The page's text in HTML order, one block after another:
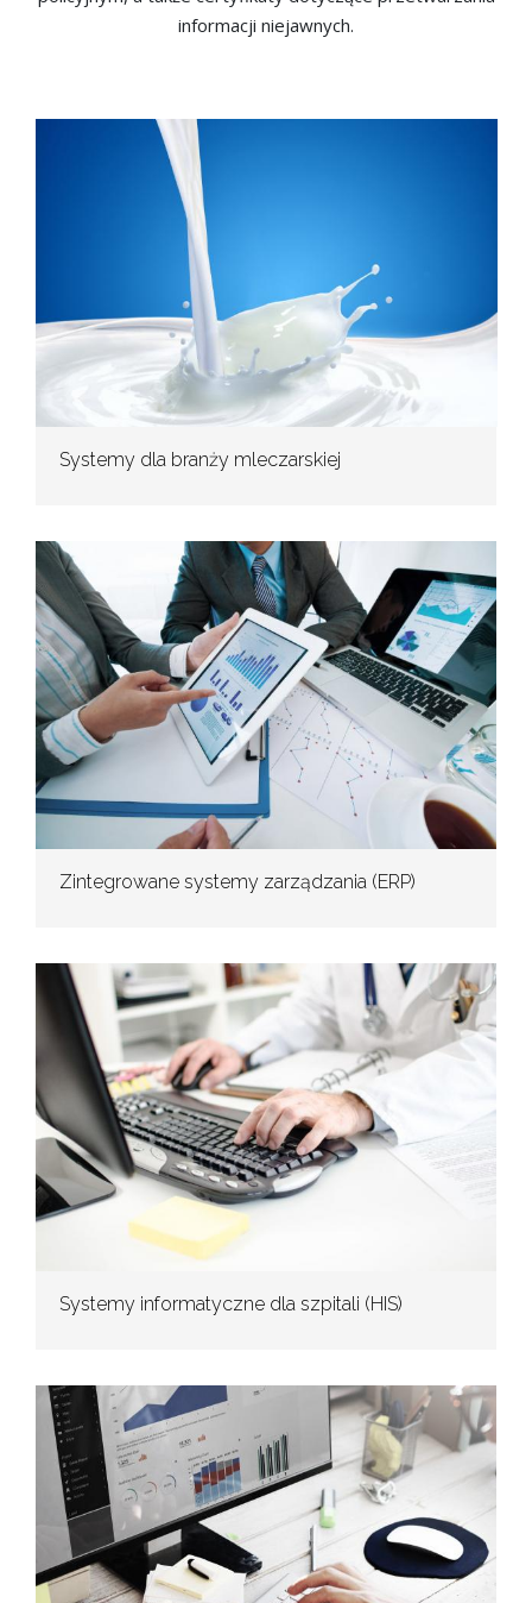
informacji niejawnych.
Systemy dla branży mleczarskiej
Zintegrowane systemy zarządzania (ERP)
Systemy informatyczne dla szpitali (HIS)